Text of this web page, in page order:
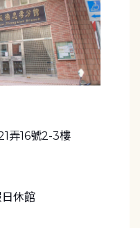
弄16號2-3樓
休館